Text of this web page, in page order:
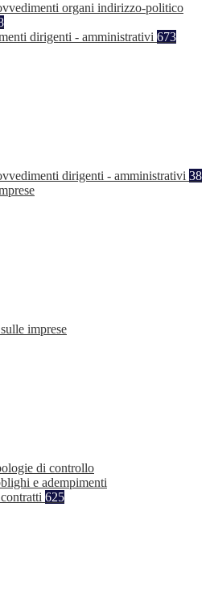
organi indirizzo-politico
dirigenti - amministrativi 673
dirigenti - amministrativi 38
imprese
di controllo
e adempimenti
625